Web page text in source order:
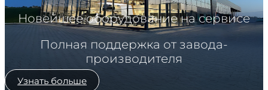
Новейшее оборудование на сервисе
Полная поддержка от завода-
производителя
Узнать больше